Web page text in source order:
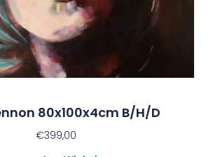
80x100x4cm B/h/d
€399,00